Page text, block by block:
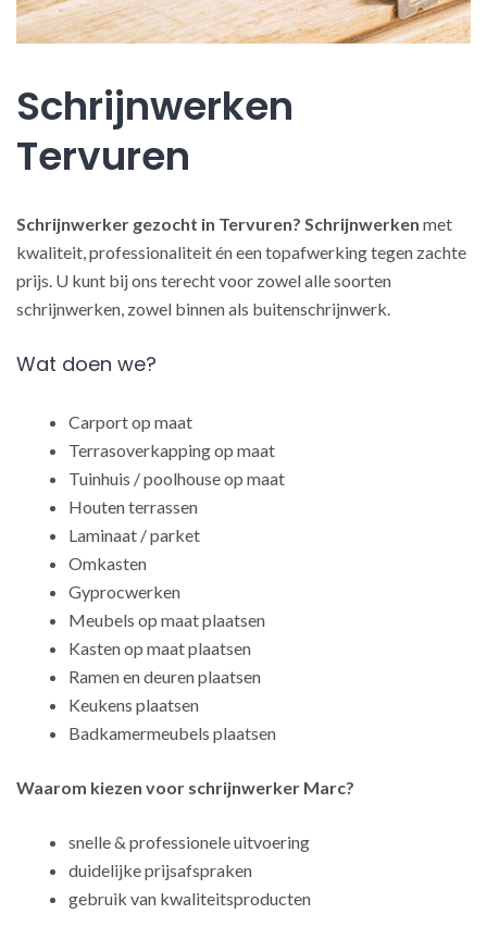
Schrijnwerken
Tervuren
Schrijnwerker gezocht in Tervuren? Schrijnwerken met
kwaliteit, professionaliteit én een topafwerking tegen zachte
prijs. U kunt bij ons terecht voor zowel alle soorten
schrijnwerken, zowel binnen als buitenschrijnwerk.
Wat doen we?
Carport op maat
Terrasoverkapping op maat
Tuinhuis / poolhouse op maat
Houten terrassen
Laminaat / parket
Omkasten
Gyprocwerken
Meubels op maat plaatsen
Kasten op maat plaatsen
Ramen en deuren plaatsen
Keukens plaatsen
Badkamermeubels plaatsen
Waarom kiezen voor schrijnwerker Marc?
snelle & professionele uitvoering
duidelijke prijsafspraken
gebruik van kwaliteitsproducten